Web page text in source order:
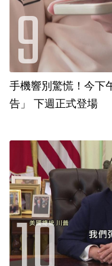
手機響別驚慌！今下
告」 下週正式登場